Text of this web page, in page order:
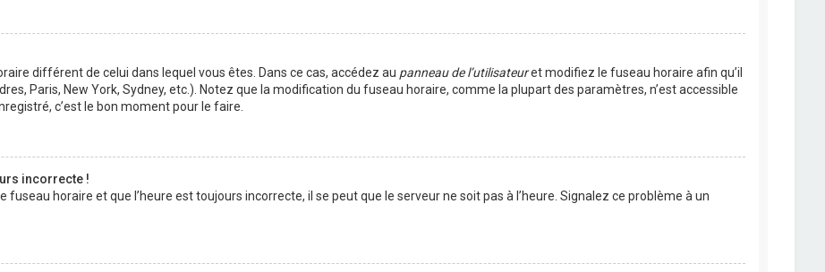
différent de celui dans lequel vous êtes. Dans ce cas, accédez au panneau de l’utilisateuret modifiez le fuseau horaire afin qu’il
Paris, New York, Sydney, etc.). Notez que la modification du fuseau horaire, comme la plupart des paramètres, n’est accessible
c’est le bon moment pour le faire.
incorrecte !
horaire et que l’heure est toujours incorrecte, il se peut que le serveur ne soit pas à l’heure. Signalez ce problème à un